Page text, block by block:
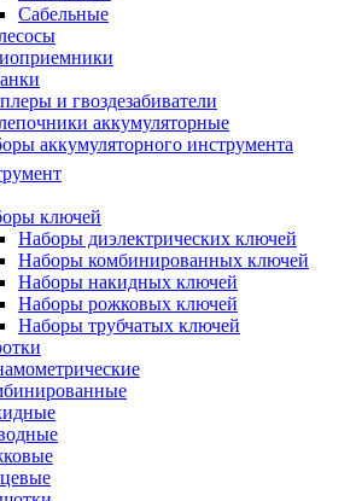
Сабельные
и гвоздезабиватели
аккумуляторные
аккумуляторного инструмента
ключей
Наборы диэлектрических ключей
Наборы комбинированных ключей
Наборы накидных ключей
Наборы рожковых ключей
Наборы трубчатых ключей